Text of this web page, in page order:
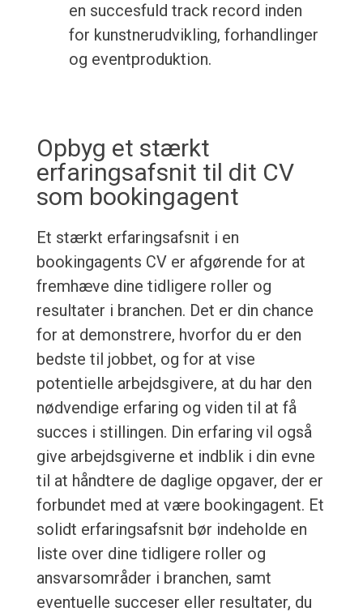
en succesfuld track record inden
for kunstnerudvikling, forhandlinger
og eventproduktion.
Opbyg et stærkt
erfaringsafsnit til dit CV
som bookingagent
Et stærkt erfaringsafsnit i en
bookingagents CV er afgørende for at
fremhæve dine tidligere roller og
resultater i branchen. Det er din chance
for at demonstrere, hvorfor du er den
bedste til jobbet, og for at vise
potentielle arbejdsgivere, at du har den
nødvendige erfaring og viden til at få
succes i stillingen. Din erfaring vil også
give arbejdsgiverne et indblik i din evne
til at håndtere de daglige opgaver, der er
forbundet med at være bookingagent. Et
solidt erfaringsafsnit bør indeholde en
liste over dine tidligere roller og
ansvarsområder i branchen, samt
eventuelle succeser eller resultater, du